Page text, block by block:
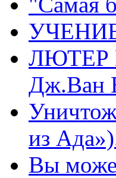
ЛЮТЕР
Дж.Ван
из
Вы